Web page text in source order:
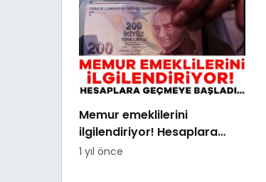
Memur emeklilerini
ilgilendiriyor! Hesaplara
geçmeye başladı…
1 yıl önce